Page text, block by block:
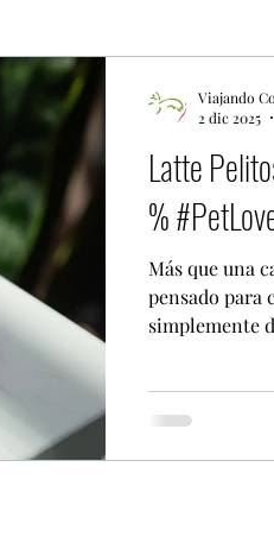
Latte
%
Más que una
pensado para
simplemente
mientras sus
granos de
Viajando
2 dic 2025